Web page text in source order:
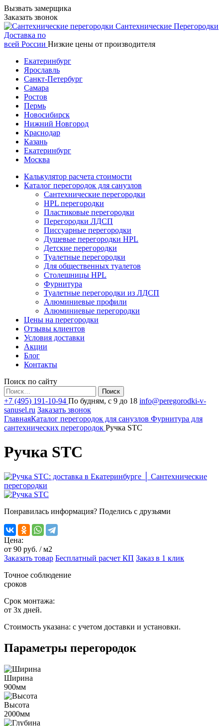
Вызвать замерщика
Заказать звонок
Сантехнические Перегородки
Доставка по
всей России Низкие цены от производителя
Екатеринбург
Ярославль
Санкт-Петербург
Самара
Ростов
Пермь
Новосибирск
Нижний Новгород
Краснодар
Казань
Екатеринбург
Москва
Калькулятор расчета стоимости
Каталог перегородок для санузлов
Сантехнические перегородки
HPL перегородки
Пластиковые перегородки
Перегородки ЛДСП
Писсуарные перегородки
Душевые перегородки HPL
Детские перегородки
Туалетные перегородки
Для общественных туалетов
Столешницы HPL
Фурнитура
Туалетные перегородки из ЛДСП
Алюминиевые профили
Алюминиевые перегородки
Цены на перегородки
Отзывы клиентов
Условия доставки
Акции
Блог
Контакты
Поиск по сайту
Найти:
+7 (495) 191-10-94 По будням, с 9 до 18 info@peregorodki-v-
sanusel.ru Заказать звонок
ГлавнаяКаталог перегородок для санузлов Фурнитура для
сантехнических перегородок Ручка STC
Ручка STC
Понравилась информация? Поделись с друзьями
Цена:
от 90 руб. / м2
Заказать товар Бесплатный расчет КП Заказ в 1 клик
Точное соблюдение
сроков
Срок монтажа:
от 3х дней.
Стоимость указана: с учетом доставки и установки.
Параметры перегородок
Ширина
900мм
Высота
2000мм